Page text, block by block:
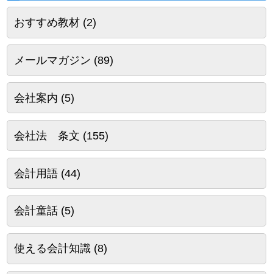
おすすめ教材(2)
メールマガジン (89)
会社案内 (5)
会社法 条文 (155)
会計用語(44)
会計童話(5)
使える会計知識(8)